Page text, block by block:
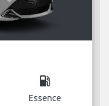
local_gas_station
Essence